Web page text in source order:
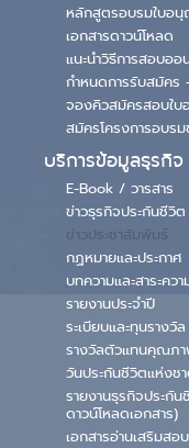
หลักสูตรอบรมใบอ
เอกสารดาวน์โหลด
แนะนำวิธีการสอบออ
กำหนดการรับสมัค
จองคิวสมัครสอบใ
สมัครโครงการอบร
บริการข้อมูลธุรกิจ
E-Book / วารสาร
ข่าวธุรกิจประกันชีวิต
ข่าวประชาสัมพันธ์
กฏหมายและประกาศ
บทความและสาระควา
รายงานประจำปี
ระเบียบและทุนรางวัล
รางวัลตัวแทนคุณภ
วันประกันชีวิตแห่งช
รายงานธุรกิจประกั
ดาวน์โหลดเอกสาร)
เอกสารอ่านเสริมส